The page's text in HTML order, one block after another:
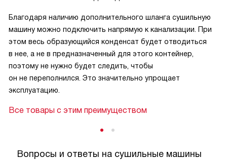
Благодаря наличию дополнительного шланга сушильную
машину можно подключить напрямую к канализации. При
этом весь образующийся конденсат будет отводиться
в нее, а не в предназначенный для этого контейнер,
поэтому не нужно будет следить, чтобы
он не переполнился. Это значительно упрощает
эксплуатацию.
Все товары с этим преимуществом
Вопросы и ответы на сушильные машины